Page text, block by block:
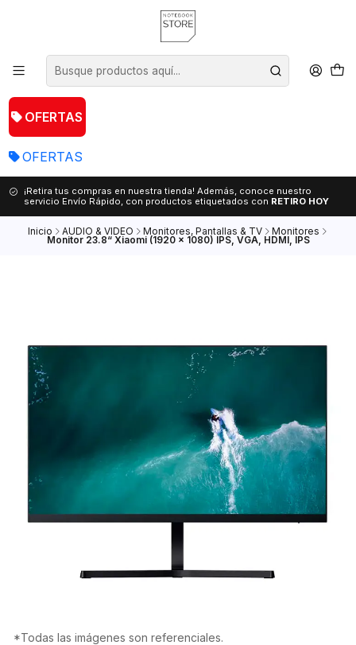
OFERTAS
OFERTAS
¡Retira tus compras en nuestra tienda! Además, conoce nuestro
servicio Envío Rápido, con productos etiquetados con RETIRO HOY
Inicio AUDIO & VIDEO Monitores, Pantallas & TV Monitores
Monitor 23.8“ Xiaomi (1920 x 1080) IPS, VGA, HDMI, IPS
*Todas las imágenes son referenciales.